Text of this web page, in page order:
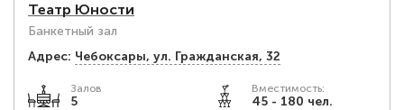
Театр Юности
Банкетный зал
Адрес: Чебоксары, ул. Гражданская, 32
Залов
5
Вместимость:
45 - 180 чел.